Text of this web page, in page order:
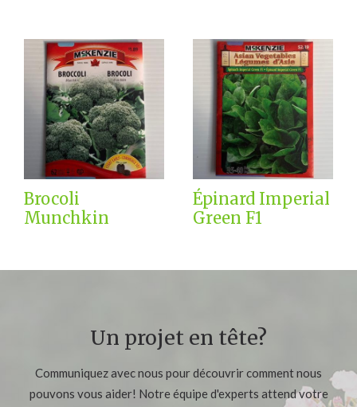
Brocoli
Munchkin
Épinard Imperial
Green F1
Un projet en tête?
Communiquez avec nous pour découvrir comment nous
pouvons vous aider! Notre équipe d'experts attend votre